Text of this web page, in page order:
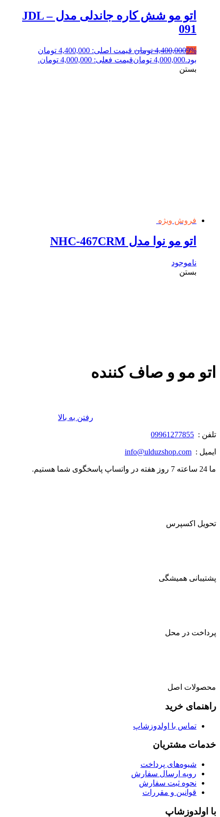
اتو مو شش کاره جاندلی مدل JDL –
091
9%
4,400,000 تومان
قیمت اصلی: 4,400,000 تومان
بود.4,000,000 تومانقیمت فعلی: 4,000,000 تومان.
بستن
فروش ویژه
اتو مو نوا مدل NHC-467CRM
ناموجود
بستن
اتو مو و صاف کننده
رفتن به بالا
تلفن : 09961277855
ایمیل : info@ulduzshop.com
ما 24 ساعته 7 روز هفته در واتساپ پاسخگوی شما هستیم.
تحویل اکسپرس
پشتیبانی همیشگی
پرداخت در محل
محصولات اصل
راهنمای خرید
تماس با اولدوزشاپ
خدمات مشتریان
شیوه‌های پرداخت
رویه ارسال سفارش
نحوه ثبت سفارش
قوانین و مقررات
با اولدوزشاپ